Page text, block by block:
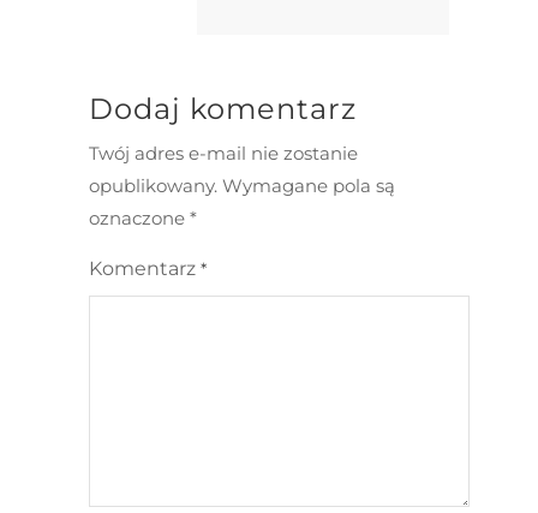
Dodaj komentarz
Twój adres e-mail nie zostanie
opublikowany. Wymagane pola są
oznaczone *
Komentarz *